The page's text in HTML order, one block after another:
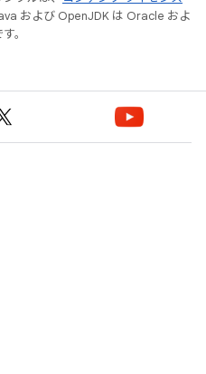
および OpenJDK は Oracle およ
。